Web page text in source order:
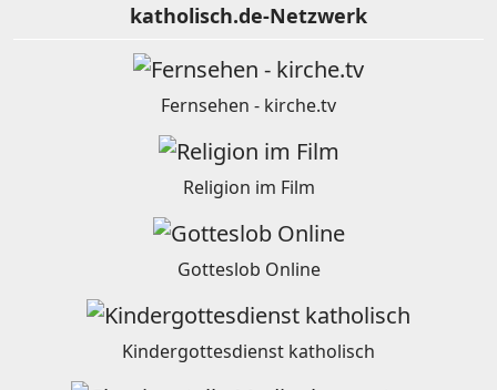
katholisch.de-Netzwerk
Fernsehen - kirche.tv
Religion im Film
Gotteslob Online
Kindergottesdienst katholisch